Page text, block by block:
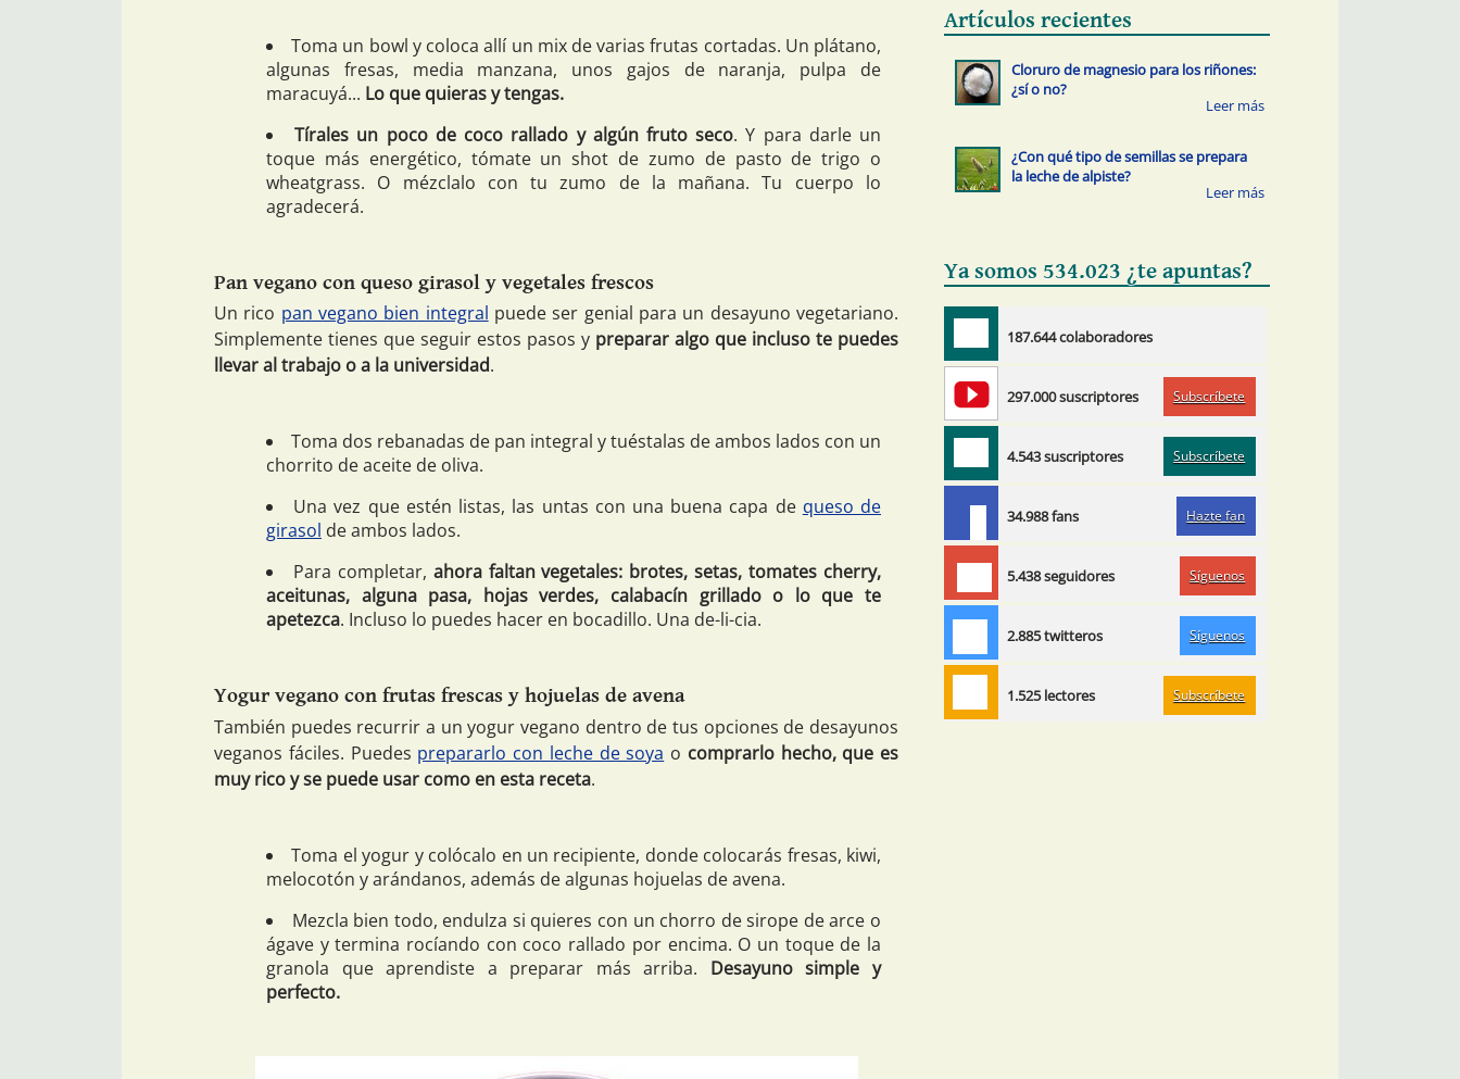
Toma un bowl y coloca allí un mix de varias frutas cortadas. Un plátano,
algunas fresas, media manzana, unos gajos de naranja, pulpa de
maracuyá... Lo que quieras y tengas.
Tírales un poco de coco rallado y algún fruto seco. Y para darle un
toque más energético, tómate un shot de zumo de pasto de trigo o
wheatgrass. O mézclalo con tu zumo de la mañana. Tu cuerpo lo
agradecerá.
Pan vegano con queso girasol y vegetales frescos
Un rico pan vegano bien integral puede ser genial para un desayuno vegetariano.
Simplemente tienes que seguir estos pasos y preparar algo que incluso te puedes
llevar al trabajo o a la universidad.
Toma dos rebanadas de pan integral y tuéstalas de ambos lados con un
chorrito de aceite de oliva.
Una vez que estén listas, las untas con una buena capa de queso de
girasol de ambos lados.
Para completar, ahora faltan vegetales: brotes, setas, tomates cherry,
aceitunas, alguna pasa, hojas verdes, calabacín grillado o lo que te
apetezca. Incluso lo puedes hacer en bocadillo. Una de-li-cia.
Yogur vegano con frutas frescas y hojuelas de avena
También puedes recurrir a un yogur vegano dentro de tus opciones de desayunos
veganos fáciles. Puedes prepararlo con leche de soya o comprarlo hecho, que es
muy rico y se puede usar como en esta receta.
Toma el yogur y colócalo en un recipiente, donde colocarás fresas, kiwi,
melocotón y arándanos, además de algunas hojuelas de avena.
Mezcla bien todo, endulza si quieres con un chorro de sirope de arce o
ágave y termina rocíando con coco rallado por encima. O un toque de la
granola que aprendiste a preparar más arriba. Desayuno simple y
perfecto.
Artículos recientes
Cloruro de magnesio para los riñones:
¿sí o no?
¿Con qué tipo de semillas se prepara
la leche de alpiste?
Ya somos 534.023 ¿te apuntas?
187.644 colaboradores
297.000 suscriptores Subscríbete
4.543 suscriptores Subscríbete
34.988 fans Hazte fan
5.438 seguidores Síguenos
2.885 twitteros Síguenos
1.525 lectores Subscríbete